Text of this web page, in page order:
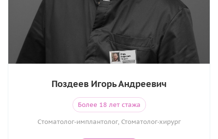
Поздеев Игорь Андреевич
Более 18 лет стажа
Cтоматолог-имплантолог, Стоматолог-хирург